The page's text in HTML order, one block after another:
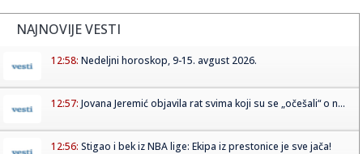
NAJNOVIJE VESTI
12:58: Nedeljni horoskop, 9-15. avgust 2026.
12:57: Jovana Jeremić objavila rat svima koji su se „očešali“ o n...
12:56: Stigao i bek iz NBA lige: Ekipa iz prestonice je sve jača!